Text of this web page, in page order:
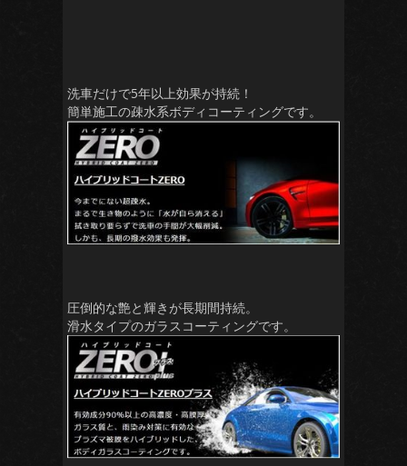
洗車だけで5年以上効果が持続！
簡単施工の疎水系ボディコーティングです。
圧倒的な艶と輝きが長期間持続。
滑水タイプのガラスコーティングです。